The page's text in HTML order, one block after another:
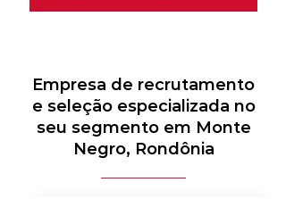
Empresa de recrutamento
e seleção especializada no
seu segmento em Monte
Negro, Rondônia